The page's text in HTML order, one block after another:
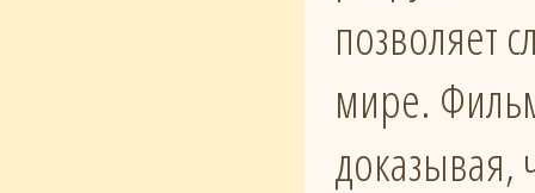
позволяет
мире.
доказывая,